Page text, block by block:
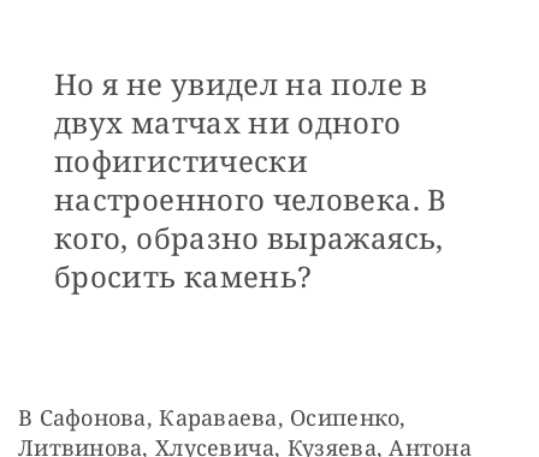
Но я не увидел на поле в
двух матчах ни одного
пофигистически
настроенного человека. В
кого, образно выражаясь,
бросить камень?
В Сафонова, Караваева, Осипенко,
Литвинова, Хлусевича, Кузяева, Антона